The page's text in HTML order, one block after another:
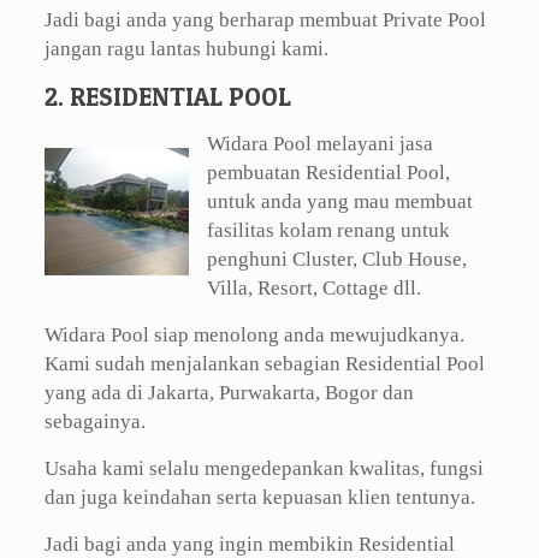
Jadi bagi anda yang berharap membuat Private Pool
jangan ragu lantas hubungi kami.
2. RESIDENTIAL POOL
Widara Pool melayani jasa
pembuatan Residential Pool,
untuk anda yang mau membuat
fasilitas kolam renang untuk
penghuni Cluster, Club House,
Villa, Resort, Cottage dll.
Widara Pool siap menolong anda mewujudkanya.
Kami sudah menjalankan sebagian Residential Pool
yang ada di Jakarta, Purwakarta, Bogor dan
sebagainya.
Usaha kami selalu mengedepankan kwalitas, fungsi
dan juga keindahan serta kepuasan klien tentunya.
Jadi bagi anda yang ingin membikin Residential